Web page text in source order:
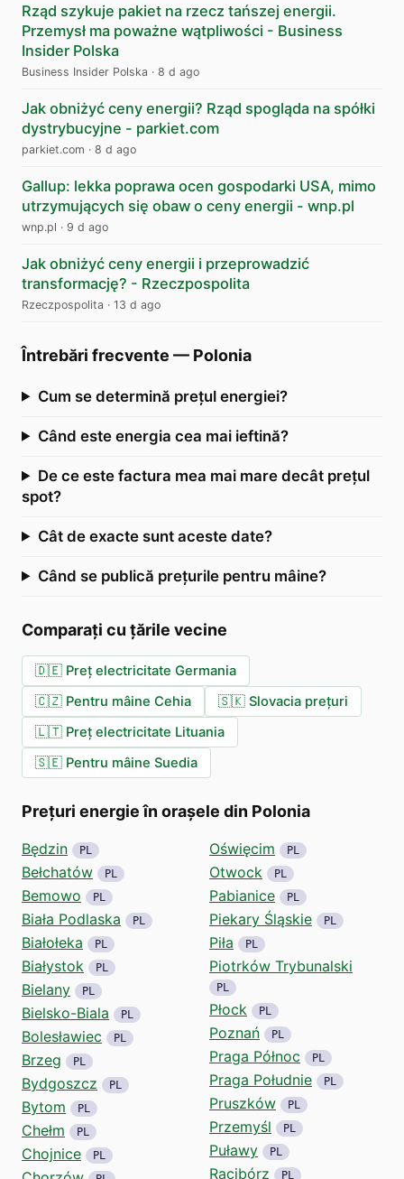
Rząd szykuje pakiet na rzecz tańszej energii.
Przemysł ma poważne wątpliwości - Business
Insider Polska
Business Insider Polska · 8 d ago
Jak obniżyć ceny energii? Rząd spogląda na spółki
dystrybucyjne - parkiet.com
parkiet.com · 8 d ago
Gallup: lekka poprawa ocen gospodarki USA, mimo
utrzymujących się obaw o ceny energii - wnp.pl
wnp.pl · 9 d ago
Jak obniżyć ceny energii i przeprowadzić
transformację? - Rzeczpospolita
Rzeczpospolita · 13 d ago
Întrebări frecvente — Polonia
Cum se determină prețul energiei?
Când este energia cea mai ieftină?
De ce este factura mea mai mare decât prețul
spot?
Cât de exacte sunt aceste date?
Când se publică prețurile pentru mâine?
Comparați cu țările vecine
🇩🇪 Preț electricitate Germania
🇨🇿 Pentru mâine Cehia 🇸🇰 Slovacia prețuri
🇱🇹 Preț electricitate Lituania
🇸🇪 Pentru mâine Suedia
Prețuri energie în orașele din Polonia
Będzin PL
Bełchatów PL
Bemowo PL
Biała Podlaska PL
Białołeka PL
Białystok PL
Bielany PL
Bielsko-Biala PL
Bolesławiec PL
Brzeg PL
Bydgoszcz PL
Bytom PL
Chełm PL
Chojnice PL
Oświęcim PL
Otwock PL
Pabianice PL
Piekary Śląskie PL
Piła PL
Piotrków Trybunalski
PL
Płock PL
Poznań PL
Praga Północ PL
Praga Południe PL
Pruszków PL
Przemyśl PL
Puławy PL
Racibórz PL